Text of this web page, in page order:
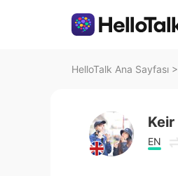
HelloTalk Ana Sayfası >
Keir
EN